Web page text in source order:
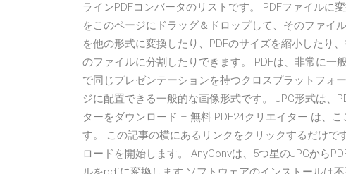
ラインPDFコンバータのリストです。 PDFファイルに
をこのページにドラッグ＆ドロップして、そのファイ
を他の形式に変換したり、PDFのサイズを縮小したり
のファイルに分割したりできます。 PDFは、非常に一
で同じプレゼンテーションを持つクロスプラットフォ
ジに配置できる一般的な画像形式です。 JPG形式は、
ターをダウンロード – 無料 PDF24クリエイター は、
す。 この記事の横にあるリンクをクリックするだけ
ロードを開始します。 AnyConvは、5つ星のJPGから